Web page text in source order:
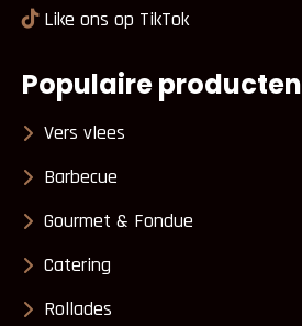
Like ons op TikTok
Populaire producten
Vers vlees
Barbecue
Gourmet & Fondue
Catering
Rollades